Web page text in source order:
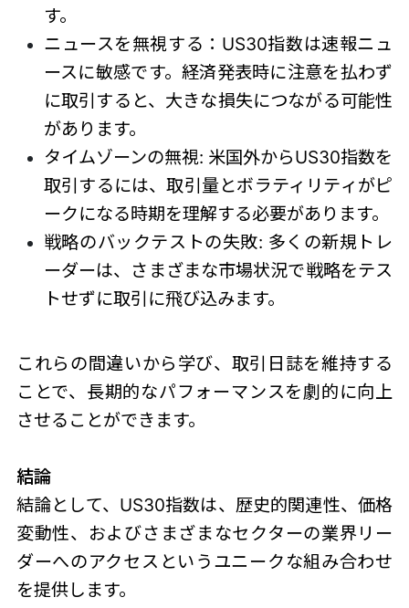
す。
ニュースを無視する： US30指数は速報ニュ
ースに敏感です。経済発表時に注意を払わず
に取引すると、大きな損失につながる可能性
があります。
タイムゾーンの無視: 米国外からUS30指数を
取引するには、取引量とボラティリティがピ
ークになる時期を理解する必要があります。
戦略のバックテストの失敗: 多くの新規トレ
ーダーは、さまざまな市場状況で戦略をテス
トせずに取引に飛び込みます。
これらの間違いから学び、取引日誌を維持する
ことで、長期的なパフォーマンスを劇的に向上
させることができます。
結論
結論として、US30指数は、歴史的関連性、価格
変動性、およびさまざまなセクターの業界リー
ダーへのアクセスというユニークな組み合わせ
を提供します。